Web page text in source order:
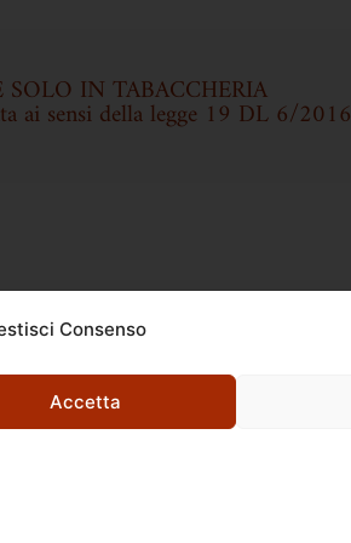
Consenso
Accetta
IN TABACCHERIA
ai sensi della legge 19 DL 6/2016